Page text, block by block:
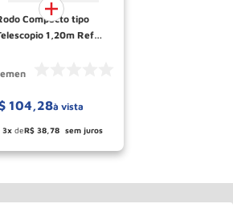
Compacto tipo
1,20m Ref
104,28à vista
pagando no boleto
3 R$ 38,78